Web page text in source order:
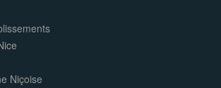
Niçoise